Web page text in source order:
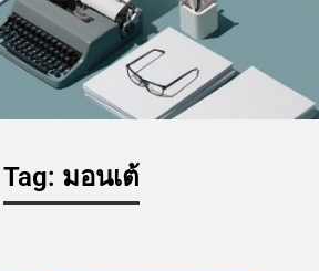
Tag: มอนเต้